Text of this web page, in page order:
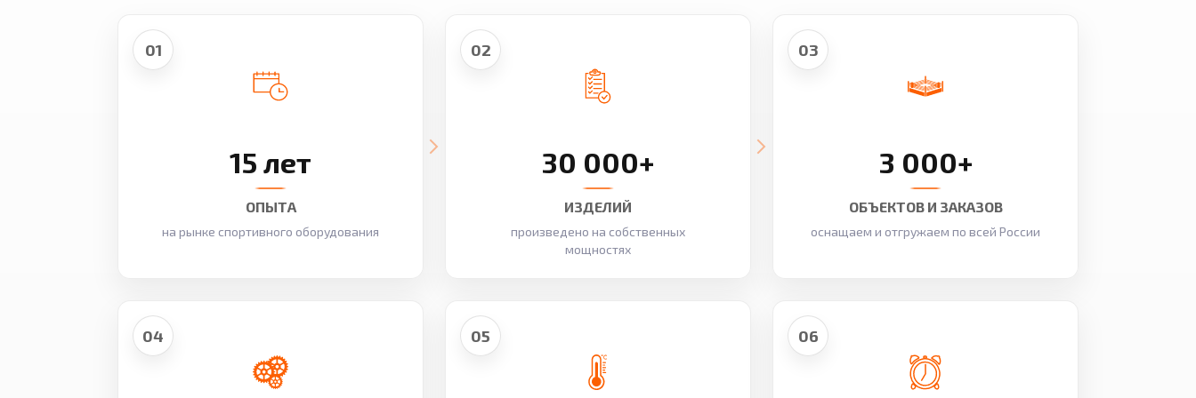
01
15 лет
ОПЫТА
на рынке спортивного оборудования
02
30 000+
ИЗДЕЛИЙ
произведено на собственных
мощностях
03
3 000+
ОБЪЕКТОВ И ЗАКАЗОВ
оснащаем и отгружаем по всей России
04 05 06